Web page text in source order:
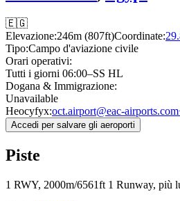
🇪🇬
Elevazione:246m (807ft)Coordinate:
Tipo:Campo d'aviazione civile
Orari operativi:
Tutti i giorni 06:00–SS HL
Dogana & Immigrazione:
Unavailable
Heocyfyx:oct.airport@eac-airports.com
Accedi per salvare gli aeroporti
Piste
1 RWY, 2000m/6561ft 1 Runway, più